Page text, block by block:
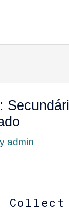
admin
Collect